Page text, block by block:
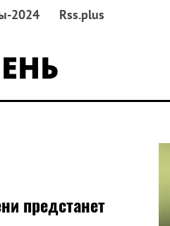
2024 Rss.plus
предстанет